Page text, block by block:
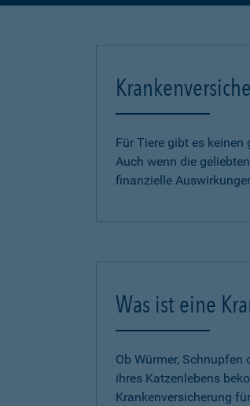
Für Tiere gibt es
Auch wenn die
finanzielle
Was ist eine
Ob Würmer,
ihres Katzenlebens
Krankenversicherung